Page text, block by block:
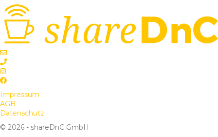
Impressum
AGB
Datenschutz
© 2026 - shareDnC GmbH